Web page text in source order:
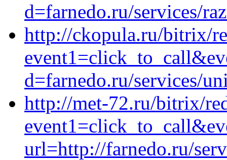
d=farnedo.ru/services/
http://ckopula.ru/bitrix/
d=farnedo.ru/services/
http://met-72.ru/bitrix/
url=http://farnedo.ru/